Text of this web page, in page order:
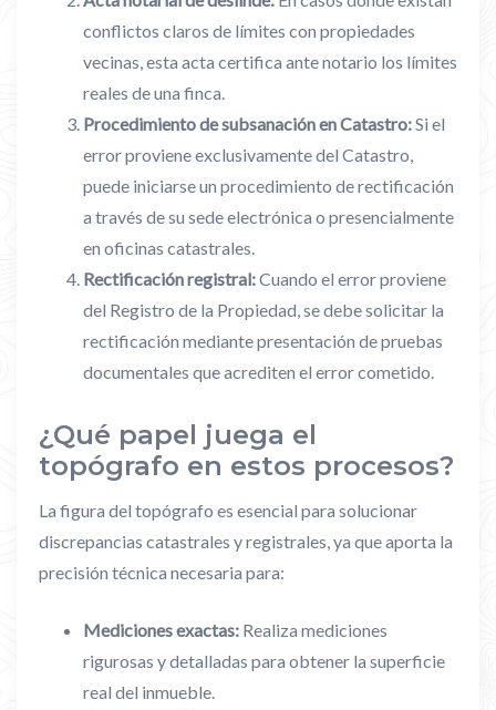
conflictos claros de límites con propiedades
vecinas, esta acta certifica ante notario los límites
reales de una finca.
Procedimiento de subsanación en Catastro:Si el
error proviene exclusivamente del Catastro,
puede iniciarse un procedimiento de rectificación
a través de su sede electrónica o presencialmente
en oficinas catastrales.
Rectificación registral:Cuando el error proviene
del Registro de la Propiedad, se debe solicitar la
rectificación mediante presentación de pruebas
documentales que acrediten el error cometido.
¿Qué papel juega el
topógrafo en estos procesos?
La figura del topógrafo es esencial para solucionar
discrepancias catastrales y registrales, ya que aporta la
precisión técnica necesaria para:
Mediciones exactas: Realiza mediciones
rigurosas y detalladas para obtener la superficie
real del inmueble.